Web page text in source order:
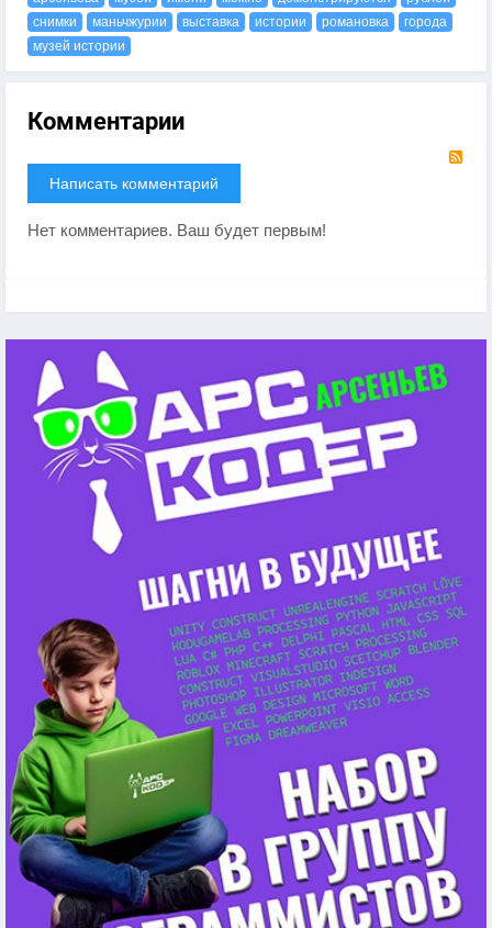
снимки
маньчжурии выставка истории романовка
города
музей истории
Комментарии
Написать комментарий
Нет комментариев. Ваш будет первым!